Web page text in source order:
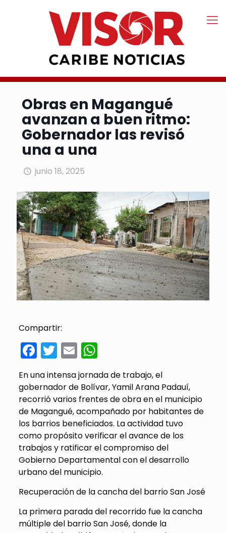
Obras en Magangué
avanzan a buen ritmo:
Gobernador las revisó
una a una
junio 18, 2025
Compartir:
Facebook
Twitter
EmailWhatsApp
En una intensa jornada de trabajo, el
gobernador de Bolívar, Yamil Arana Padauí,
recorrió varios frentes de obra en el municipio
de Magangué, acompañado por habitantes de
los barrios beneficiados. La actividad tuvo
como propósito verificar el avance de los
trabajos y ratificar el compromiso del
Gobierno Departamental con el desarrollo
urbano del municipio.
Recuperación de la cancha del barrio San José
La primera parada del recorrido fue la cancha
múltiple del barrio San José, donde la